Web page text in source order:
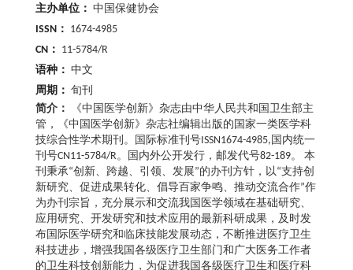
主办单位： 中国保健协会
ISSN： 1674-4985
CN： 11-5784/R
语种： 中文
周期： 旬刊
简介：
《中国医学创新》杂志由中华人民共和国卫生部主
管，《中国医学创新》杂志社编辑出版的国家一类医学科
技综合性学术期刊。国际标准刊号ISSN1674-4985,国内统一
刊号CN11-5784/R。国内外公开发行，邮发代号82-189。 本
刊秉承“创新、跨越、引领、发展”的办刊方针，以“支持创
新研究、促进成果转化、倡导百家争鸣、推动交流合作”作
为办刊宗旨，充分展示和交流我国医学领域在基础研究、
应用研究、开发研究和技术应用的最新科研成果，及时发
布国际医学研究和临床技能发展动态，不断推进医疗卫生
科技进步，增强我国各级医疗卫生部门和广大医务工作者
的卫生科技创新能力，为促进我国各级医疗卫生和医疗科